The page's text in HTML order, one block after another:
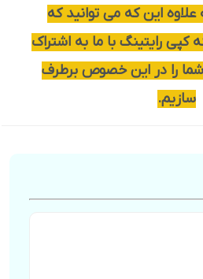
علاوه این که می توانید که
کپی رایتینگ با ما به اشتراک
شما را در این خصوص برطرف
سازیم.